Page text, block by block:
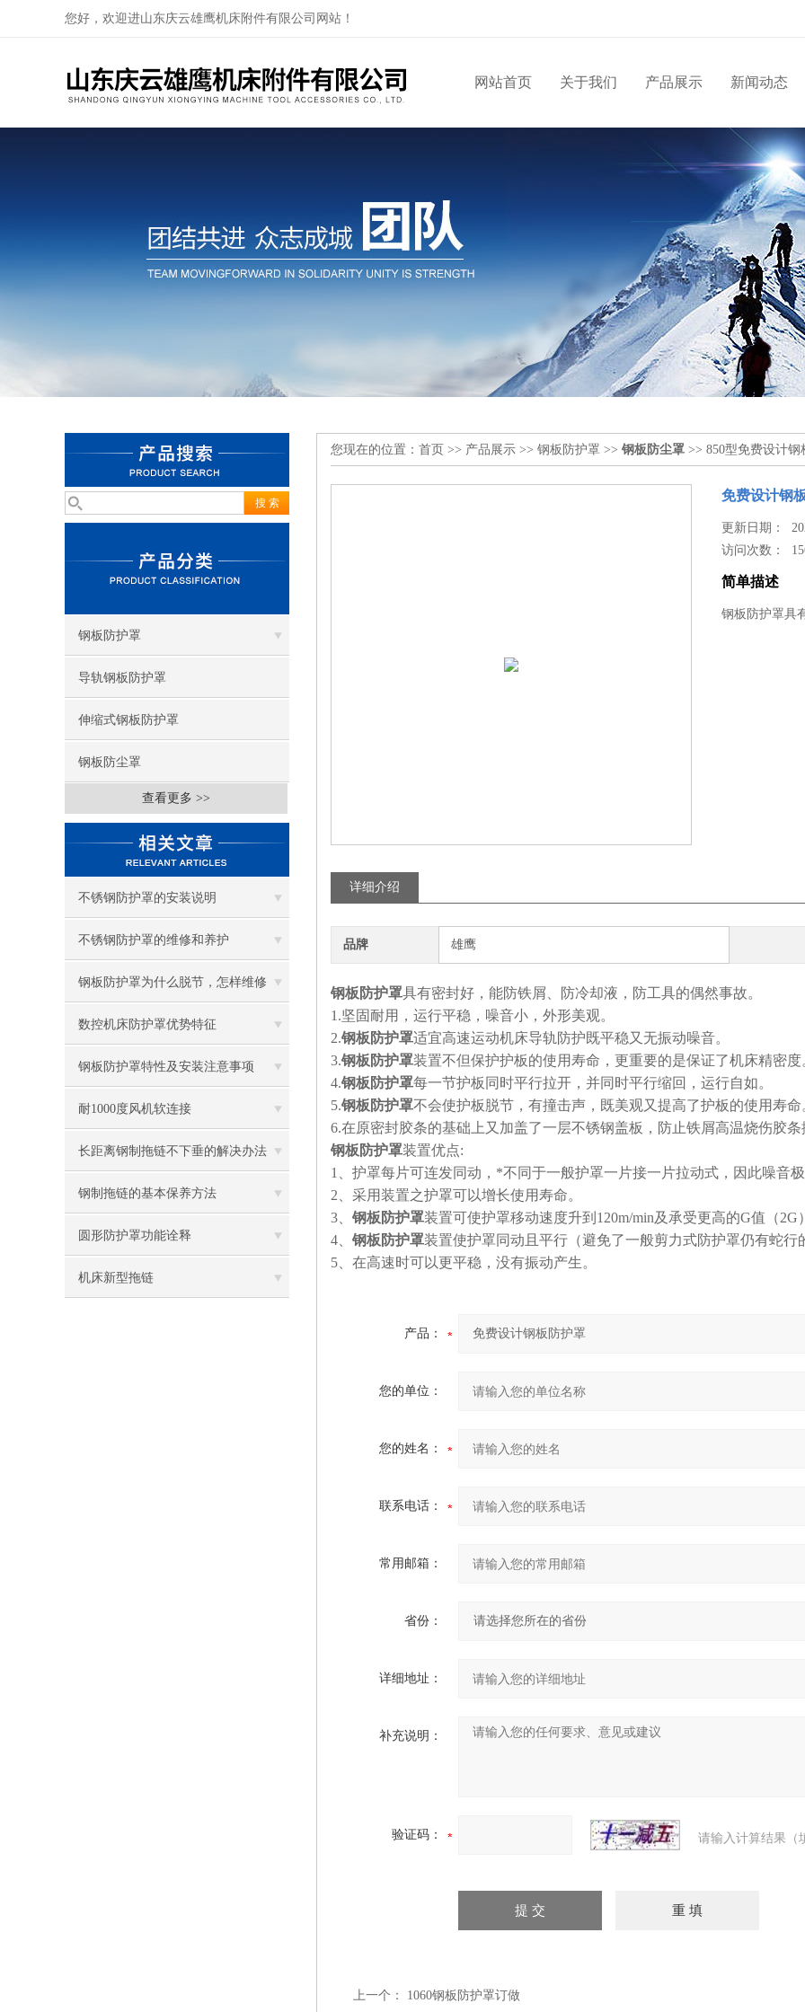
您好，欢迎进山东庆云雄鹰机床附件有限公司网站！
网站首页 关于我们 产品展示 新闻动态
钢板防护罩
导轨钢板防护罩
伸缩式钢板防护罩
钢板防尘罩
查看更多 >>
不锈钢防护罩的安装说明
不锈钢防护罩的维修和养护
钢板防护罩为什么脱节，怎样维修
数控机床防护罩优势特征
钢板防护罩特性及安装注意事项
耐1000度风机软连接
长距离钢制拖链不下垂的解决办法
钢制拖链的基本保养方法
圆形防护罩功能诠释
机床新型拖链
您现在的位置： 首页 >> 产品展示 >> 钢板防护罩 >> 钢板防尘罩 >> 850型免费设计钢
免费设计钢
更新日期：
访问次数：
简单描述
钢板防护罩具
详细介绍
品牌 雄鹰
钢板防护罩具有密封好，能防铁屑、防冷却液，防工具的偶然事故。
1.坚固耐用，运行平稳，噪音小，外形美观。
2.钢板防护罩适宜高速运动机床导轨防护既平稳又无振动噪音。
3.钢板防护罩装置不但保护护板的使用寿命，更重要的是保证了机床精密度
4.钢板防护罩每一节护板同时平行拉开，并同时平行缩回，运行自如。
5.钢板防护罩不会使护板脱节，有撞击声，既美观又提高了护板的使用寿命
6.在原密封胶条的基础上又加盖了一层不锈钢盖板，防止铁屑高温烧伤胶条
钢板防护罩装置优点:
1
、护罩每片可连发同动，*不同于一般护罩一片接一片拉动式，因此噪音极
2 、采用装置之护罩可以增长使用寿命。
3
钢板防护罩装置可使护罩移动速度升到120m/min及承受更高的G值（2G
4
钢板防护罩装置使护罩同动且平行（避免了一般剪力式防护罩仍有蛇行
5 、在高速时可以更平稳，没有振动产生。
产品：
您的单位：
您的姓名：
联系电话：
常用邮箱：
省份：
详细地址：
补充说明：
验证码： 请输入计算结果（
上一个： 1060钢板防护罩订做